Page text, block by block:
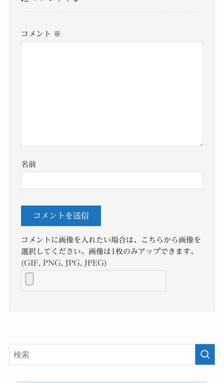
コメント ※
名前
コメントに画像を入れたい場合は、こちらから画像を
選択してください。画像は1枚のみアップできます。
(GIF, PNG, JPG, JPEG)